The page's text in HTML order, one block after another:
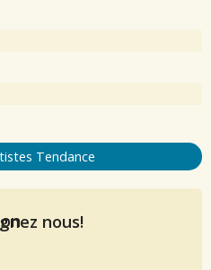
Tendance
nous!